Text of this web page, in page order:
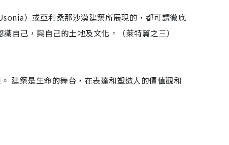
）或亞利桑那沙漠建築所展現的，都可謂徹底
自己，與自己的土地及文化。（萊特篇之三）
建築是生命的舞台，在表達和塑造人的價值觀和